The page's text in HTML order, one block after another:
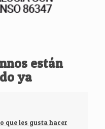
están
ya
que les gusta hacer